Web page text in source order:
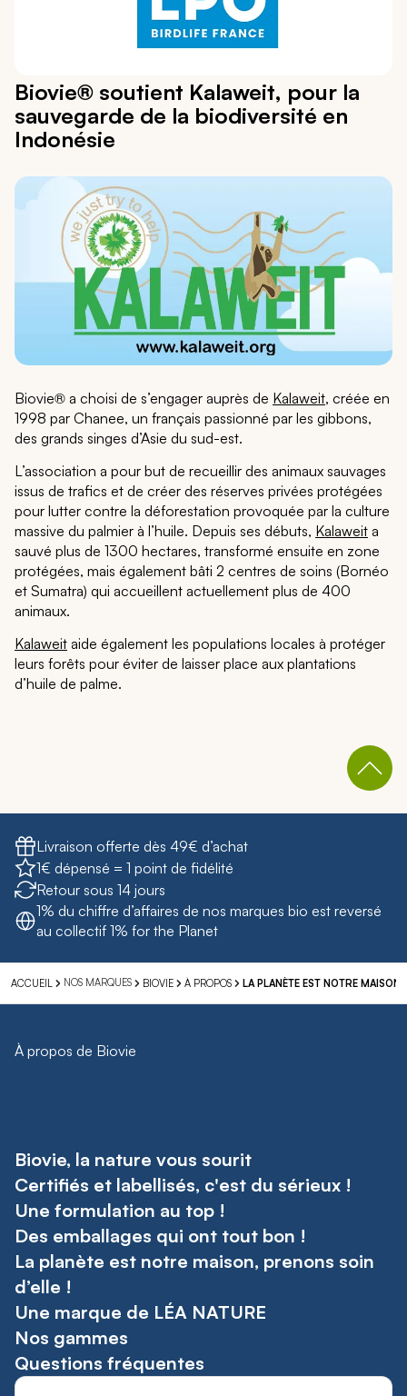
Biovie® soutient Kalaweit, pour la
sauvegarde de la biodiversité en
Indonésie
Biovie® a choisi de s’engager auprès de Kalaweit, créée en
1998 par Chanee, un français passionné par les gibbons,
des grands singes d’Asie du sud-est.
L’association a pour but de recueillir des animaux sauvages
issus de trafics et de créer des réserves privées protégées
pour lutter contre la déforestation provoquée par la culture
massive du palmier à l’huile. Depuis ses débuts, Kalaweit a
sauvé plus de 1300 hectares, transformé ensuite en zone
protégées, mais également bâti 2 centres de soins (Bornéo
et Sumatra) qui accueillent actuellement plus de 400
animaux.
Kalaweit aide également les populations locales à protéger
leurs forêts pour éviter de laisser place aux plantations
d’huile de palme.
Livraison offerte dès 49€ d’achat
1€ dépensé = 1 point de fidélité
Retour sous 14 jours
1% du chiffre d’affaires de nos marques bio est reversé
au collectif 1% for the Planet
ACCUEIL NOS MARQUES BIOVIE À PROPOS LA PLANÈTE EST NOTRE MAISON,
À propos de Biovie
Biovie, la nature vous sourit
Certifiés et labellisés, c'est du sérieux !
Une formulation au top !
Des emballages qui ont tout bon !
La planète est notre maison, prenons soin
d’elle !
Une marque de LÉA NATURE
Nos gammes
Questions fréquentes